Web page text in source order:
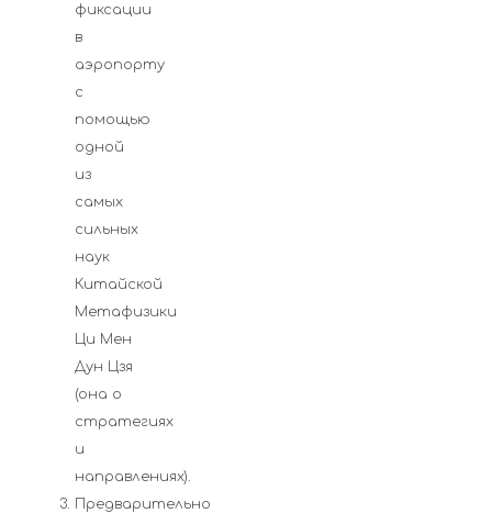
фиксации
в
аэропорту
с
помощью
одной
из
самых
сильных
наук
Китайской
Метафизики
Ци Мен
Дун Цзя
(она о
стратегиях
и
направлениях).
Предварительно